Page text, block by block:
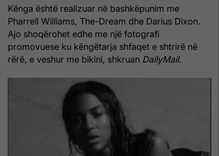
Kënga është realizuar në bashkëpunim me
Pharrell Williams, The-Dream dhe Darius Dixon.
Ajo shoqërohet edhe me një fotografi
promovuese ku këngëtarja shfaqet e shtrirë në
rërë, e veshur me bikini, shkruan DailyMail.